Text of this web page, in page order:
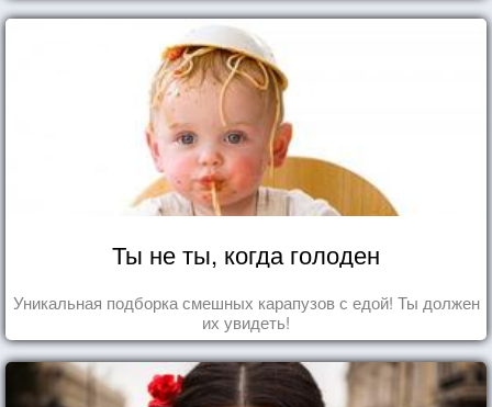
Ты не ты, когда голоден
Уникальная подборка смешных карапузов с едой! Ты должен
их увидеть!